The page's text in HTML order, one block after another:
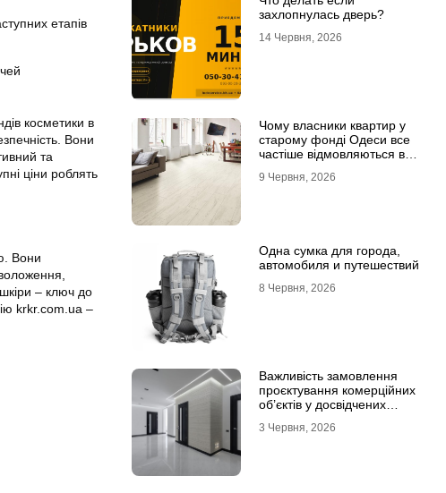
етапів
косметики в
Вони
та
ціни роблять
Вони
– ключ до
krkr.com.ua –
захлопнулась дверь?
14 Червня, 2026
Чому власники квартир у
старому фонді Одеси все
частіше відмовляються від
ламінату
9 Червня, 2026
Одна сумка для города,
автомобиля и путешествий
8 Червня, 2026
Важливість замовлення
проєктування комерційних
об’єктів у досвідчених
3 Червня, 2026